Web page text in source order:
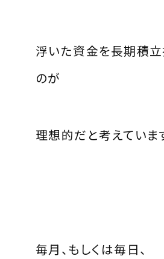
浮いた資金を長期積
のが
理想的だと考えていま
毎月、もしくは毎日、